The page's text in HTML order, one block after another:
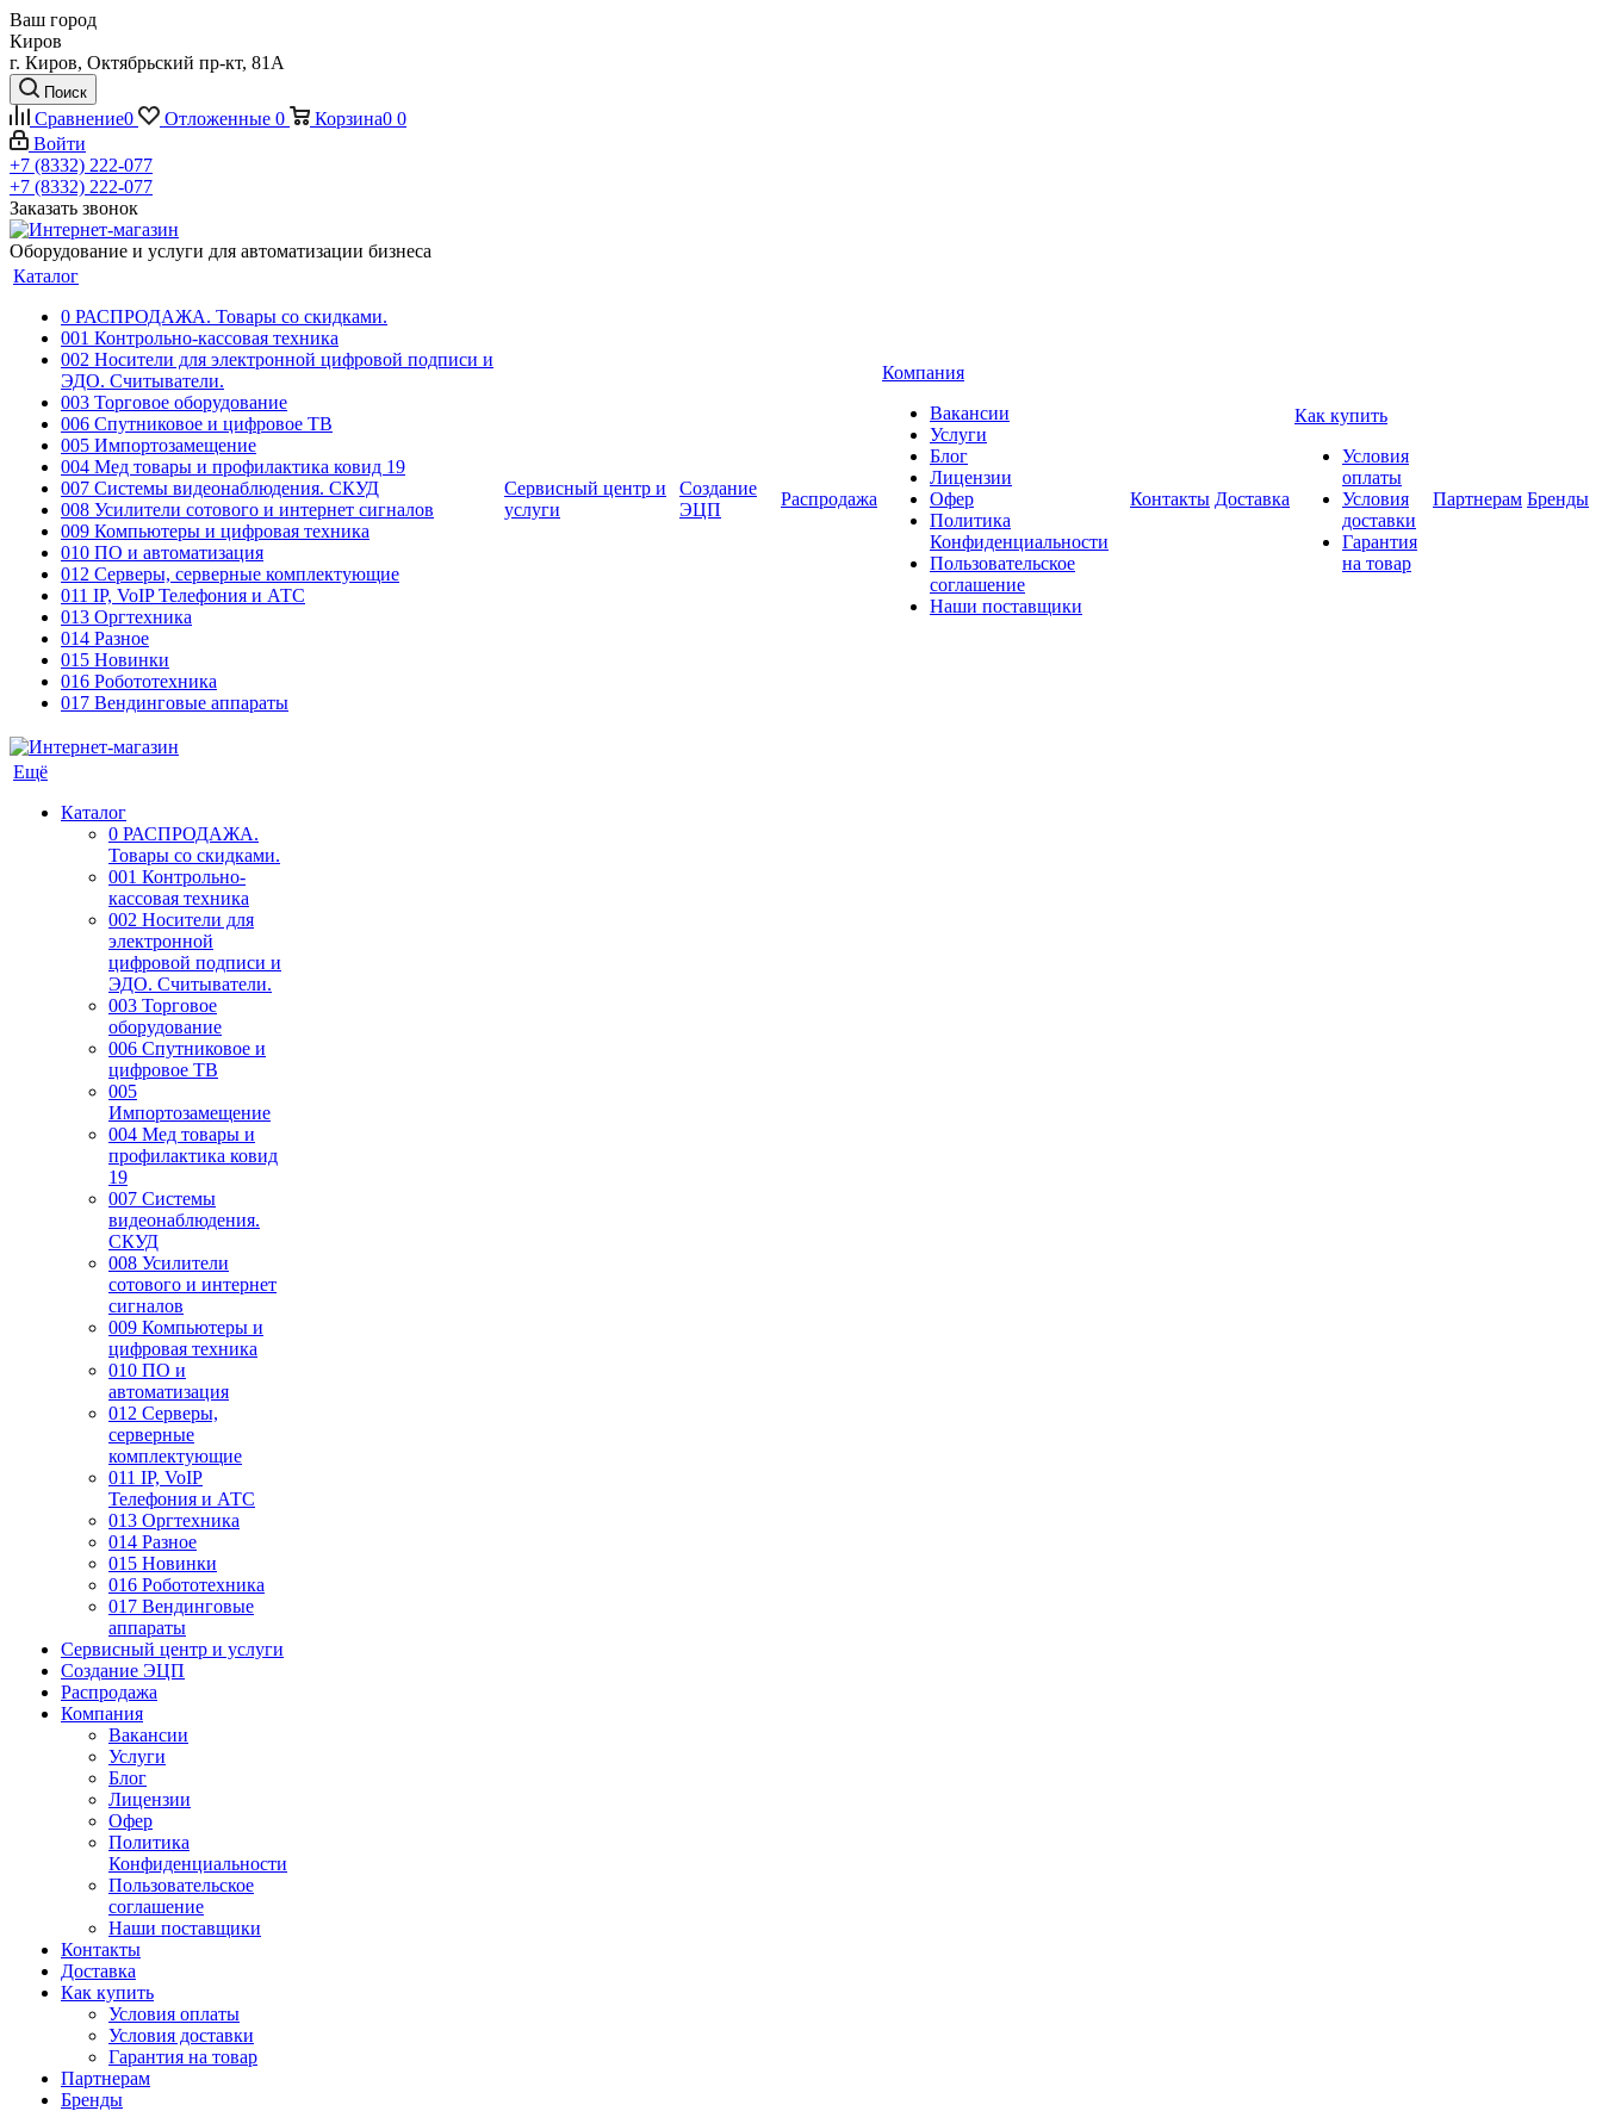
Ваш город
Киров
г. Киров, Октябрьский пр-кт, 81А
Поиск
Сравнение0 Отложенные 0 Корзина0 0
Войти
+7 (8332) 222-077
+7 (8332) 222-077
Заказать звонок
Оборудование и услуги для автоматизации бизнеса
Каталог
0 РАСПРОДАЖА. Товары со скидками.
001 Контрольно-кассовая техника
002 Носители для электронной цифровой подписи и
ЭДО. Считыватели.
003 Торговое оборудование
006 Спутниковое и цифровое ТВ
005 Импортозамещение
004 Мед товары и профилактика ковид 19
007 Системы видеонаблюдения. СКУД
008 Усилители сотового и интернет сигналов
009 Компьютеры и цифровая техника
010 ПО и автоматизация
012 Серверы, серверные комплектующие
011 IP, VoIP Телефония и АТС
013 Оргтехника
014 Разное
015 Новинки
016 Робототехника
017 Вендинговые аппараты
Сервисный центр и
услуги
Создание
ЭЦП
Распродажа
Компания
Вакансии
Услуги
Блог
Лицензии
Офер
Политика
Конфиденциальности
Пользовательское
соглашение
Наши поставщики
Контакты Доставка
Как купить
Условия
оплаты
Условия
доставки
Гарантия
на товар
Партнерам Бренды
Ещё
Каталог
0 РАСПРОДАЖА.
Товары со скидками.
001 Контрольно-
кассовая техника
002 Носители для
электронной
цифровой подписи и
ЭДО. Считыватели.
003 Торговое
оборудование
006 Спутниковое и
цифровое ТВ
005
Импортозамещение
004 Мед товары и
профилактика ковид
19
007 Системы
видеонаблюдения.
СКУД
008 Усилители
сотового и интернет
сигналов
009 Компьютеры и
цифровая техника
010 ПО и
автоматизация
012 Серверы,
серверные
комплектующие
011 IP, VoIP
Телефония и АТС
013 Оргтехника
014 Разное
015 Новинки
016 Робототехника
017 Вендинговые
аппараты
Сервисный центр и услуги
Создание ЭЦП
Распродажа
Компания
Вакансии
Услуги
Блог
Лицензии
Офер
Политика
Конфиденциальности
Пользовательское
соглашение
Наши поставщики
Контакты
Доставка
Как купить
Условия оплаты
Условия доставки
Гарантия на товар
Партнерам
Бренды